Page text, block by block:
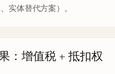
实体替代方案）。
：增值税 + 抵扣权